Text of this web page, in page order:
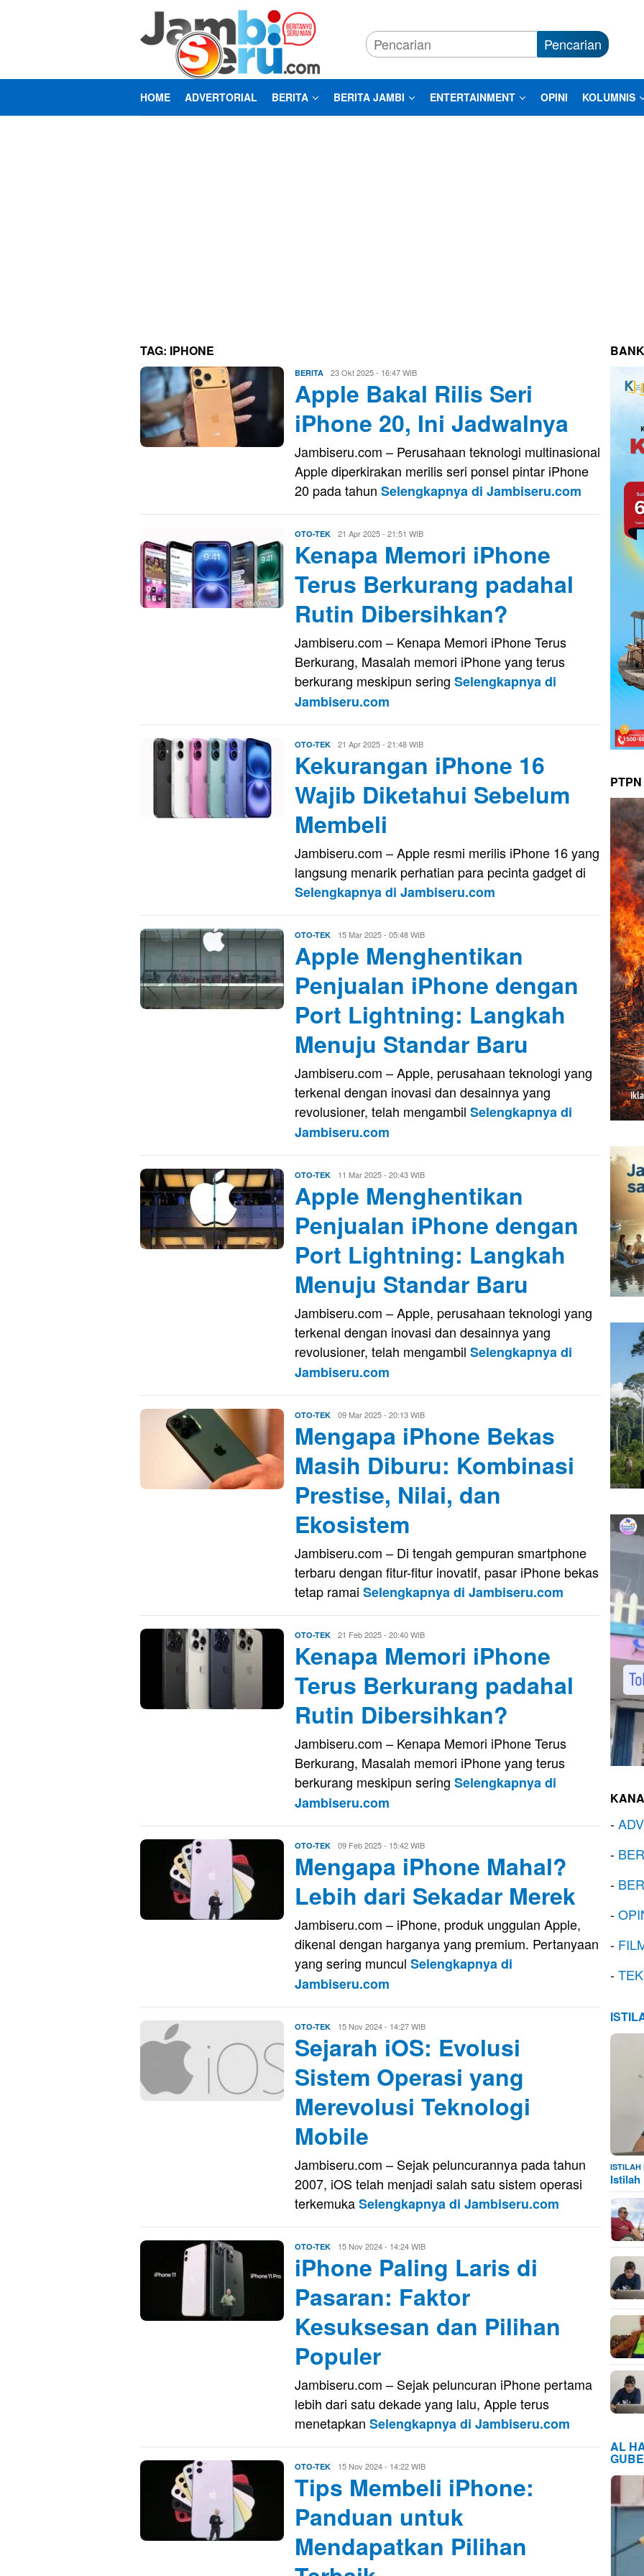
Pencarian
HOME ADVERTORIAL BERITA BERITA JAMBI ENTERTAINMENT OPINI KOLUMNIS
TAG: IPHONE
BERITA Evo
Kusnady
23 Okt 2025 - 16:47 WIB
Apple Bakal Rilis Seri
iPhone 20, Ini Jadwalnya
Jambiseru.com – Perusahaan teknologi multinasional
Apple diperkirakan merilis seri ponsel pintar iPhone
20 pada tahun Selengkapnya di Jambiseru.com
OTO-TEK Evo
21 Apr 2025 - 21:51 WIB
Kenapa Memori iPhone
Terus Berkurang padahal
Rutin Dibersihkan?
Jambiseru.com – Kenapa Memori iPhone Terus
Berkurang, Masalah memori iPhone yang terus
berkurang meskipun sering Selengkapnya di
Jambiseru.com
OTO-TEK Evo
21 Apr 2025 - 21:48 WIB
Kekurangan iPhone 16
Wajib Diketahui Sebelum
Membeli
Jambiseru.com – Apple resmi merilis iPhone 16 yang
langsung menarik perhatian para pecinta gadget di
Selengkapnya di Jambiseru.com
OTO-TEK Evo
Kusnady
15 Mar 2025 - 05:48 WIB
Apple Menghentikan
Penjualan iPhone dengan
Port Lightning: Langkah
Menuju Standar Baru
Jambiseru.com – Apple, perusahaan teknologi yang
terkenal dengan inovasi dan desainnya yang
revolusioner, telah mengambil Selengkapnya di
Jambiseru.com
OTO-TEK Evo
Kusnady
11 Mar 2025 - 20:43 WIB
Apple Menghentikan
Penjualan iPhone dengan
Port Lightning: Langkah
Menuju Standar Baru
Jambiseru.com – Apple, perusahaan teknologi yang
terkenal dengan inovasi dan desainnya yang
revolusioner, telah mengambil Selengkapnya di
Jambiseru.com
OTO-TEK Evo
09 Mar 2025 - 20:13 WIB
Mengapa iPhone Bekas
Masih Diburu: Kombinasi
Prestise, Nilai, dan
Ekosistem
Jambiseru.com – Di tengah gempuran smartphone
terbaru dengan fitur-fitur inovatif, pasar iPhone bekas
tetap ramai Selengkapnya di Jambiseru.com
OTO-TEK Evo
21 Feb 2025 - 20:40 WIB
Kenapa Memori iPhone
Terus Berkurang padahal
Rutin Dibersihkan?
Jambiseru.com – Kenapa Memori iPhone Terus
Berkurang, Masalah memori iPhone yang terus
berkurang meskipun sering Selengkapnya di
Jambiseru.com
OTO-TEK Evo
09 Feb 2025 - 15:42 WIB
Mengapa iPhone Mahal?
Lebih dari Sekadar Merek
Jambiseru.com – iPhone, produk unggulan Apple,
dikenal dengan harganya yang premium. Pertanyaan
yang sering muncul Selengkapnya di
Jambiseru.com
OTO-TEK Evo
15 Nov 2024 - 14:27 WIB
Sejarah iOS: Evolusi
Sistem Operasi yang
Merevolusi Teknologi
Mobile
Jambiseru.com – Sejak peluncurannya pada tahun
2007, iOS telah menjadi salah satu sistem operasi
terkemukaSelengkapnya di Jambiseru.com
OTO-TEK Evo
15 Nov 2024 - 14:24 WIB
iPhone Paling Laris di
Pasaran: Faktor
Kesuksesan dan Pilihan
Populer
Jambiseru.com – Sejak peluncuran iPhone pertama
lebih dari satu dekade yang lalu, Apple terus
menetapkan Selengkapnya di Jambiseru.com
OTO-TEK Evo
Kusnady
15 Nov 2024 - 14:22 WIB
Tips Membeli iPhone:
Panduan untuk
Mendapatkan Pilihan
-
-
-
-
-
-
ISTILAH
Istilah
AL